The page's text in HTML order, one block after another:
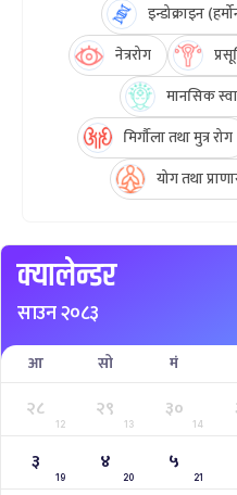
इन्डोक्राइन
नेत्ररोग
मानसिक
मिर्गौला तथा मुत्र रोग
योग तथा
क्यालेन्डर
साउन २०८३
आ सो मं
२८
12
२९
13
३०
14
३
19
४
20
५
21